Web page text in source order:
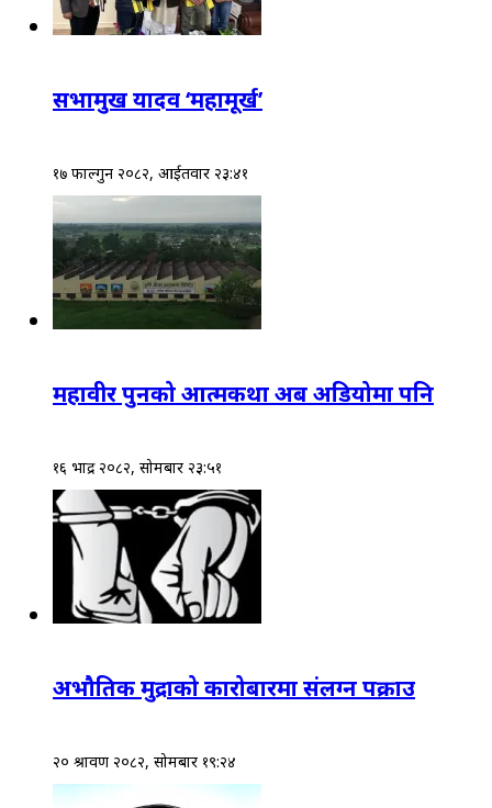
सभामुख यादव ‘महामूर्ख’
१७ फाल्गुन २०८२, आईतवार २३:४१
महावीर पुनको आत्मकथा अब अडियोमा पनि
१६ भाद्र २०८२, सोमबार २३:५१
अभौतिक मुद्राको कारोबारमा संलग्न पक्राउ
२० श्रावण २०८२, सोमबार १९:२४